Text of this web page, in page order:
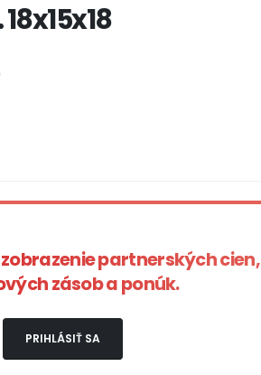
partnerských cien,
zásob a ponúk.
PRIHLÁSIŤ SA